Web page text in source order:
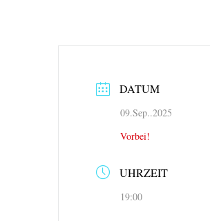
DATUM
09.Sep..2025
Vorbei!
UHRZEIT
19:00